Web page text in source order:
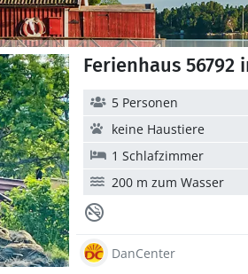
Ferienhaus
5 Personen
keine Haustiere
1 Schlafzimmer
200 m zum Wasser
DanCenter